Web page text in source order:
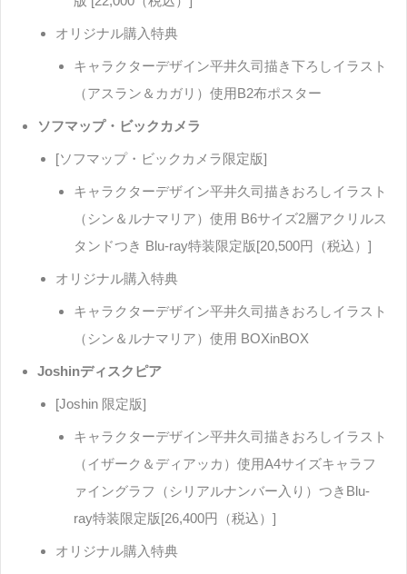
オリジナル購入特典
キャラクターデザイン平井久司描き下ろしイラスト
（アスラン＆カガリ）使用B2布ポスター
ソフマップ・ビックカメラ
[ソフマップ・ビックカメラ限定版]
キャラクターデザイン平井久司描きおろしイラスト
（シン＆ルナマリア）使用 B6サイズ2層アクリルス
タンドつき Blu-ray特装限定版[20,500円（税込）]
オリジナル購入特典
キャラクターデザイン平井久司描きおろしイラスト
（シン＆ルナマリア）使用 BOXinBOX
Joshinディスクピア
[Joshin 限定版]
キャラクターデザイン平井久司描きおろしイラスト
（イザーク＆ディアッカ）使用A4サイズキャラフ
ァイングラフ（シリアルナンバー入り）つきBlu-
ray特装限定版[26,400円（税込）]
オリジナル購入特典